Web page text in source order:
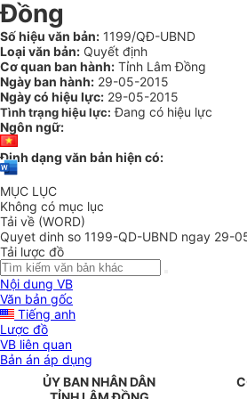
Đồng
Số hiệu văn bản: 1199/QĐ-UBND
Loại văn bản: Quyết định
Cơ quan ban hành: Tỉnh Lâm Đồng
Ngày ban hành: 29-05-2015
Ngày có hiệu lực: 29-05-2015
Tình trạng hiệu lực: Đang có hiệu lực
Ngôn ngữ:
Định dạng văn bản hiện có:
MỤC LỤC
Không có mục lục
Tải về (WORD)
Quyet dinh so 1199-QD-UBND ngay 29-
Tải lược đồ
Nội dung VB
Văn bản gốc
Tiếng anh
Lược đồ
VB liên quan
Bản án áp dụng
ỦY BAN NHÂNDÂN